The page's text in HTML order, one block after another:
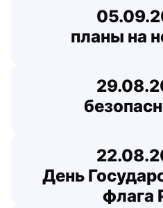
планы на
День
флага